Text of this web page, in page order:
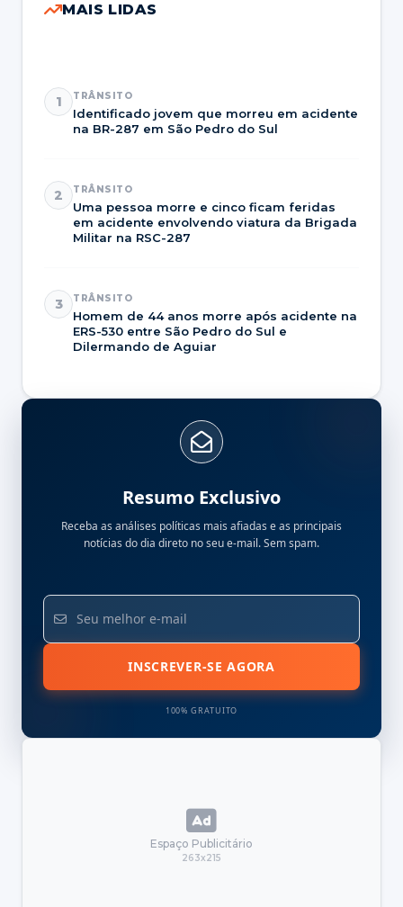
MAIS LIDAS
1 TRÂNSITO
Identificado jovem que morreu em acidente
na BR-287 em São Pedro do Sul
2 TRÂNSITO
Uma pessoa morre e cinco ficam feridas
em acidente envolvendo viatura da Brigada
Militar na RSC-287
3 TRÂNSITO
Homem de 44 anos morre após acidente na
ERS-530 entre São Pedro do Sul e
Dilermando de Aguiar
Resumo Exclusivo
Receba as análises políticas mais afiadas e as principais
notícias do dia direto no seu e-mail. Sem spam.
INSCREVER-SE AGORA
100% GRATUITO
Espaço Publicitário
263x215